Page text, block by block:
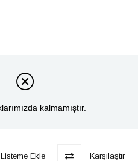
kalmamıştır.
Ekle Karşılaştır